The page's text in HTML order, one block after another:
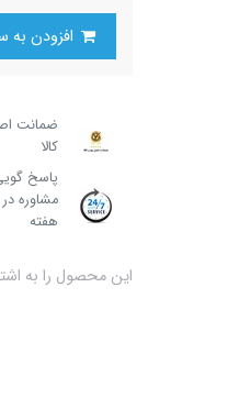
ضمانت
کالا
پاسخ
هفته
این محصول را به